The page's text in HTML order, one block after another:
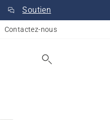
Soutien
Contactez-nous